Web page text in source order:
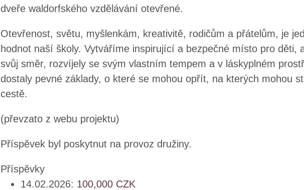
dveře waldorfského vzdělávání otevřené.
Otevřenost, světu, myšlenkám, kreativitě, rodičům a přátelům, je
hodnot naší školy. Vytváříme inspirující a bezpečné místo pro děti,
svůj směr, rozvíjely se svým vlastním tempem a v láskyplném
dostaly pevné základy, o které se mohou opřít, na kterých mohou
cestě.
(převzato z webu projektu)
Příspěvek byl poskytnut na provoz družiny.
Příspěvky
14.02.2026: 100,000 CZK